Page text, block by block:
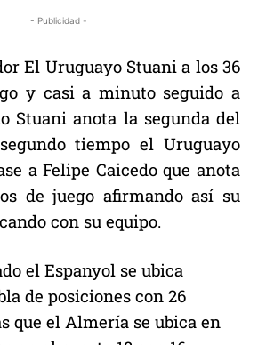
- Publicidad -
El Uruguayo Stuani a los 36
y casi a minuto seguido a
Stuani anota la segunda del
tiempo el Uruguayo
a Felipe Caicedo que anota
de juego afirmando así su
con su equipo.
el Espanyol se ubica
de posiciones con 26
que el Almería se ubica en